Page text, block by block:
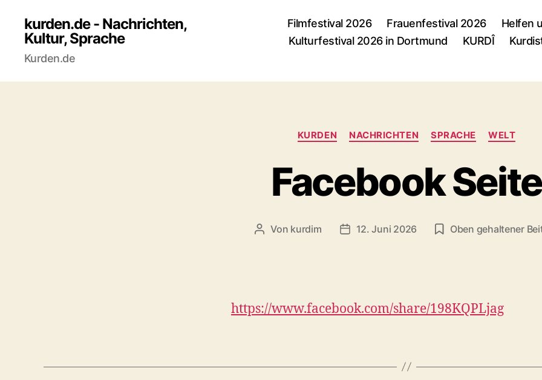
kurden.de - Nachrichten,
Kultur, Sprache
Kurden.de
Filmfestival 2026 Frauenfestival 2026
Helfen
Kulturfestival 2026 in Dortmund
KURDÎ
Kategorien
KURDEN NACHRICHTEN SPRACHE WELT
Facebook Seite
Beitragsautor
Von kurdim Veröffentlichungsdatum
12. Juni 2026 Oben gehaltener
https://www.facebook.com/share/198KQPLjag